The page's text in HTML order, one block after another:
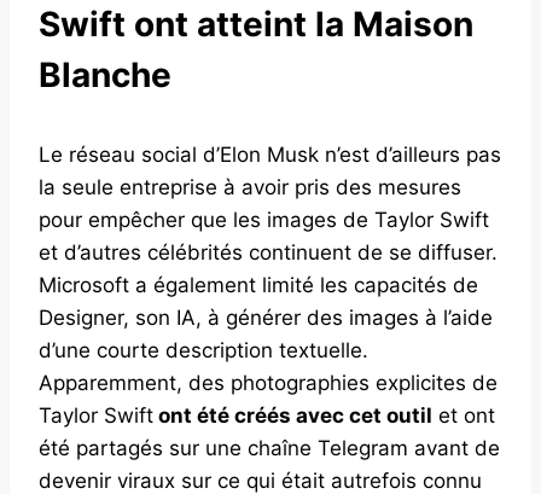
Swift ont atteint la Maison
Blanche
Le réseau social d’Elon Musk n’est d’ailleurs pas
la seule entreprise à avoir pris des mesures
pour empêcher que les images de Taylor Swift
et d’autres célébrités continuent de se diffuser.
Microsoft a également limité les capacités de
Designer, son IA, à générer des images à l’aide
d’une courte description textuelle.
Apparemment, des photographies explicites de
Taylor Swift ont été créés avec cet outil et ont
été partagés sur une chaîne Telegram avant de
devenir viraux sur ce qui était autrefois connu